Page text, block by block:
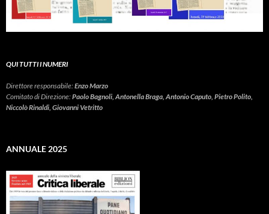
QUI TUTTI I NUMERI
Direttore responsabile:Enzo Marzo
Comitato di Direzione:Paolo Bagnoli, Antonella Braga, Antonio Caputo, Pietro Polito,
Niccolò Rinaldi, Giovanni Vetritto
ANNUALE 2025